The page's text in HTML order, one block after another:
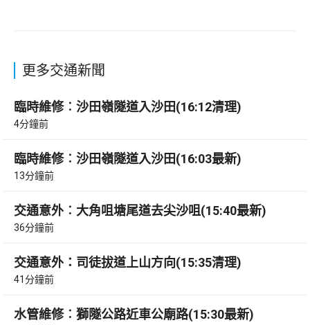
更多交通新聞
臨時維修︰沙田嶺隧道入沙田(16:12清理)
4分鐘前
臨時維修︰沙田嶺隧道入沙田(16:03最新)
13分鐘前
交通意外︰大角咀塘尾道去尖沙咀(15:40最新)
36分鐘前
交通意外：司徒拔道上山方向(15:35清理)
41分鐘前
水管維修︰獅隧公路近車公廟路(15:30最新)